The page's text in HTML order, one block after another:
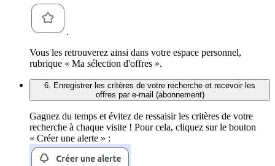
.
Vous les retrouverez ainsi dans votre espace personnel,
rubrique « Ma sélection d'offres ».
6. Enregistrer les critères de votre recherche et recevoir les
offres par e-mail (abonnement)
Gagnez du temps et évitez de ressaisir les critères de votre
recherche à chaque visite ! Pour cela, cliquez sur le bouton
« Créer une alerte » :